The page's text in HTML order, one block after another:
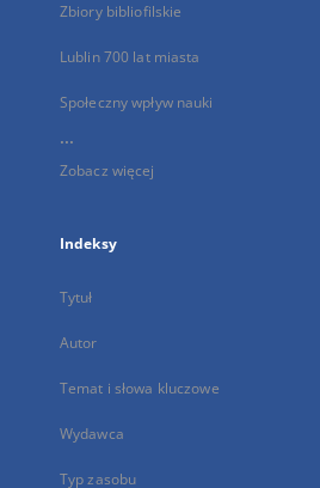
Zbiory bibliofilskie
Lublin 700 lat miasta
Społeczny wpływ nauki
...
Zobacz więcej
Indeksy
Tytuł
Autor
Temat i słowa kluczowe
Wydawca
Typ zasobu